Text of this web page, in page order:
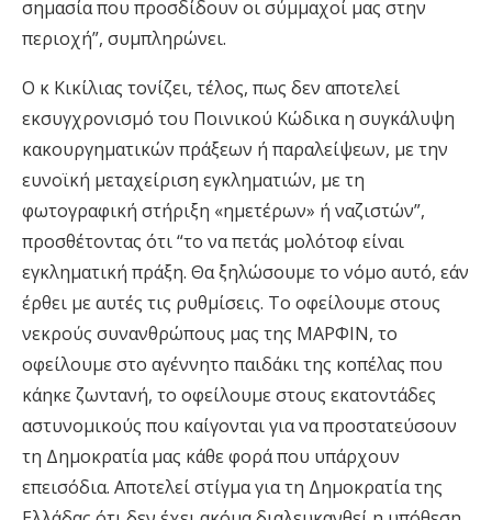
σημασία που προσδίδουν οι σύμμαχοί μας στην
περιοχή”, συμπληρώνει.
Ο κ Κικίλιας τονίζει, τέλος, πως δεν αποτελεί
εκσυγχρονισμό του Ποινικού Κώδικα η συγκάλυψη
κακουργηματικών πράξεων ή παραλείψεων, με την
ευνοϊκή μεταχείριση εγκληματιών, με τη
φωτογραφική στήριξη «ημετέρων» ή ναζιστών”,
προσθέτοντας ότι “το να πετάς μολότοφ είναι
εγκληματική πράξη. Θα ξηλώσουμε το νόμο αυτό, εάν
έρθει με αυτές τις ρυθμίσεις. Το οφείλουμε στους
νεκρούς συνανθρώπους μας της ΜΑΡΦΙΝ, το
οφείλουμε στο αγέννητο παιδάκι της κοπέλας που
κάηκε ζωντανή, το οφείλουμε στους εκατοντάδες
αστυνομικούς που καίγονται για να προστατεύσουν
τη Δημοκρατία μας κάθε φορά που υπάρχουν
επεισόδια. Αποτελεί στίγμα για τη Δημοκρατία της